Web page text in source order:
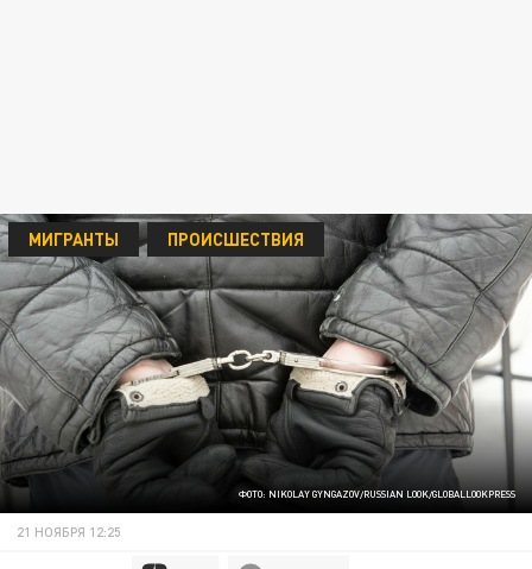
ФОТО: NIKOLAY GYNGAZOV/RUSSIAN LOOK/GLOBALLOOKPRESS
МИГРАНТЫ ПРОИСШЕСТВИЯ
21 НОЯБРЯ 12:25